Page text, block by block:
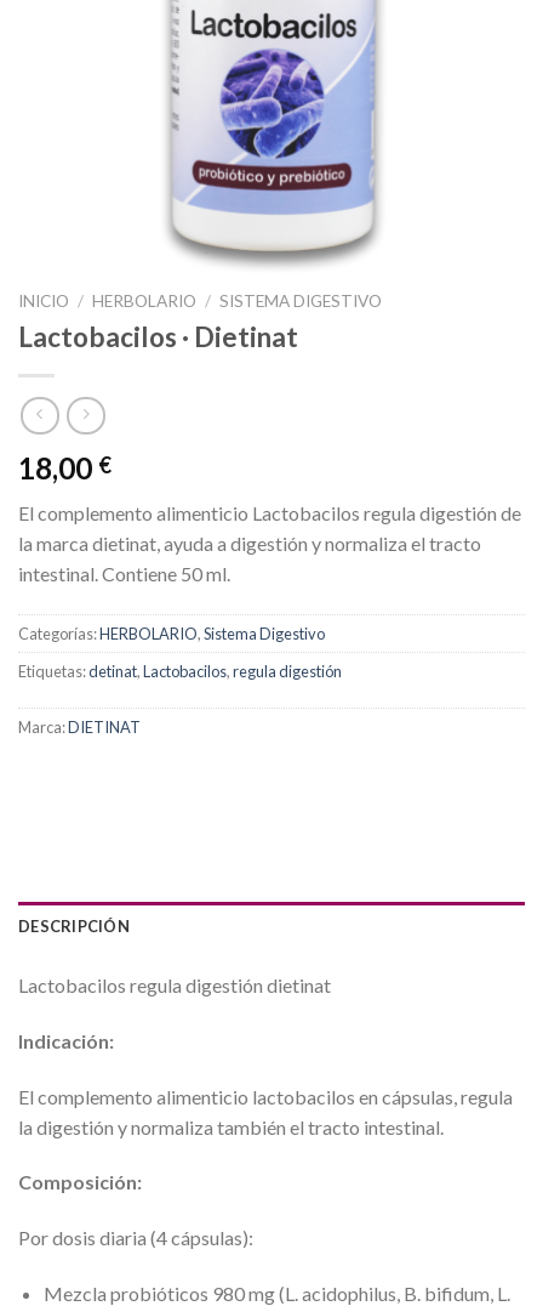
INICIO / HERBOLARIO / SISTEMA DIGESTIVO
Lactobacilos · Dietinat
18,00 €
El complemento alimenticio Lactobacilos regula digestión de
la marca dietinat, ayuda a digestión y normaliza el tracto
intestinal. Contiene 50 ml.
Categorías:HERBOLARIO,Sistema Digestivo
Etiquetas:detinat,Lactobacilos,regula digestión
Marca:DIETINAT
DESCRIPCIÓN
Lactobacilos regula digestión dietinat
Indicación:
El complemento alimenticio lactobacilos en cápsulas, regula
la digestión y normaliza también el tracto intestinal.
Composición:
Por dosis diaria (4 cápsulas):
Mezcla probióticos 980 mg (L. acidophilus, B. bifidum, L.